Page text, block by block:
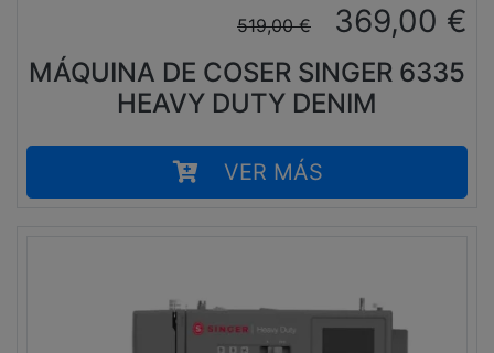
519,00 € 369,00 €
MÁQUINA DE COSER SINGER 6335
HEAVY DUTY DENIM
VER MÁS